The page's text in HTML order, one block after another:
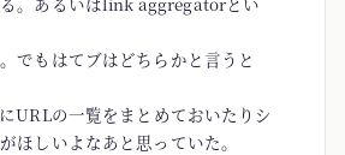
でもはてブはどちらかと言うと
URLの一覧をまとめておいたりシ
ほしいよなあと思っていた。